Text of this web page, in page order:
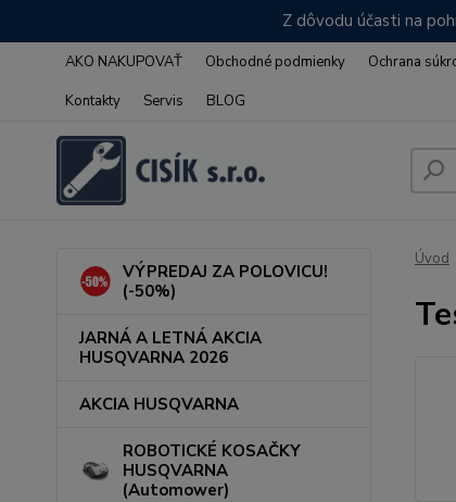
Z dôvodu účasti na
AKO NAKUPOVAŤ Obchodné podmienky Ochrana
Kontakty
Servis BLOG
VÝPREDAJ ZA POLOVICU!
(-50%)
JARNÁ A LETNÁ AKCIA
HUSQVARNA 2026
AKCIA HUSQVARNA
ROBOTICKÉ KOSAČKY
HUSQVARNA
(Automower)
Úvod